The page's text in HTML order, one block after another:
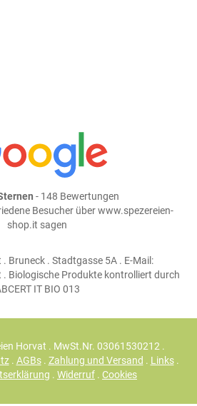
- 148 Bewertungen
Besucher über www.spezereien-
shop.it sagen
Bruneck . Stadtgasse 5A . E-Mail:
. Biologische Produkte kontrolliert durch
IT BIO 013
Horvat . MwSt.Nr. 03061530212 .
. AGBs. Zahlung und Versand . Links.
. Widerruf . Cookies